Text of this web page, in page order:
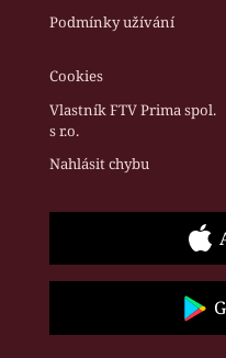
Podmínky užívání
Cookies
Vlastník FTV Prima spol.
s r.o.
Nahlásit chybu